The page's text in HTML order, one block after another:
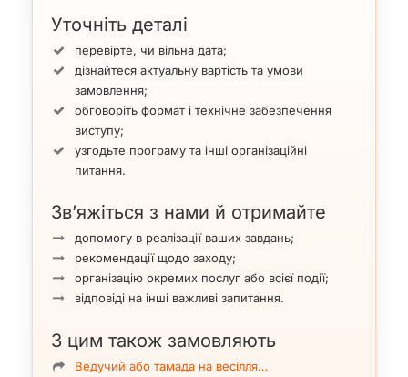
Уточніть деталі
перевірте, чи вільна дата;
дізнайтеся актуальну вартість та умови
замовлення;
обговоріть формат і технічне забезпечення
виступу;
узгодьте програму та інші організаційні
питання.
Зв’яжіться з нами й отримайте
допомогу в реалізації ваших завдань;
рекомендації щодо заходу;
організацію окремих послуг або всієї події;
відповіді на інші важливі запитання.
З цим також замовляють
Ведучий або тамада на весілля…